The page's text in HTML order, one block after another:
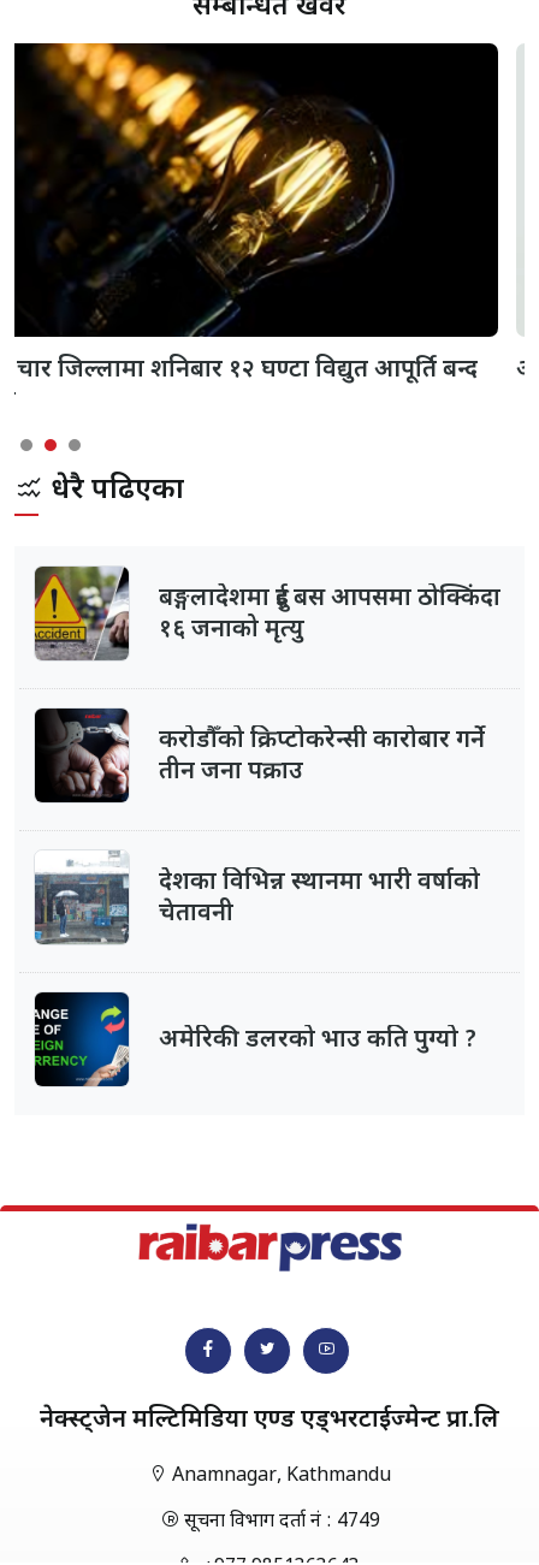
सम्बन्धित खवर
आज कुन कुन सडक अबरुद्ध छन् ?
धेरै पढिएका
बङ्गलादेशमा दुई बस आपसमा ठोक्किंदा
१६ जनाको मृत्यु
करोडौँको क्रिप्टोकरेन्सी कारोबार गर्ने
तीन जना पक्राउ
देशका विभिन्न स्थानमा भारी वर्षाको
चेतावनी
अमेरिकी डलरको भाउ कति पुग्यो ?
नेक्स्ट्जेन मल्टिमिडिया एण्ड एड्भरटाईज्मेन्ट प्रा.लि
Anamnagar, Kathmandu
सूचना विभाग दर्ता नं : 4749